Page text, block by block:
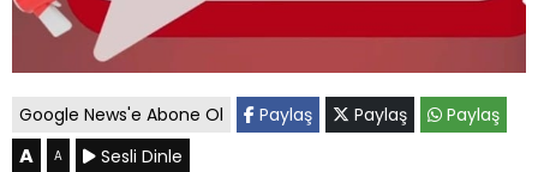
Google News'e Abone Ol Paylaş Paylaş Paylaş
A A Sesli Dinle